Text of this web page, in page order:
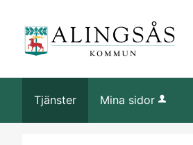
Tjänster Mina sidor